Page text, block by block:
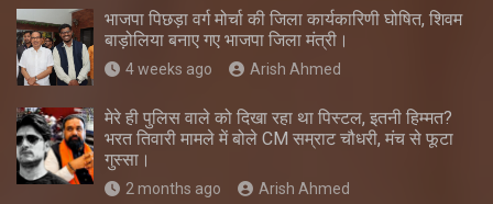
भाजपा पिछड़ा वर्ग मोर्चा की जिला कार्यकारिणी घोषित, शिवम
बाड़ोलिया बनाए गए भाजपा जिला मंत्री।
4 weeks ago Arish Ahmed
मेरे ही पुलिस वाले को दिखा रहा था पिस्टल, इतनी हिम्मत?
भरत तिवारी मामले में बोले CM सम्राट चौधरी, मंच से फूटा
गुस्सा।
2 months ago Arish Ahmed